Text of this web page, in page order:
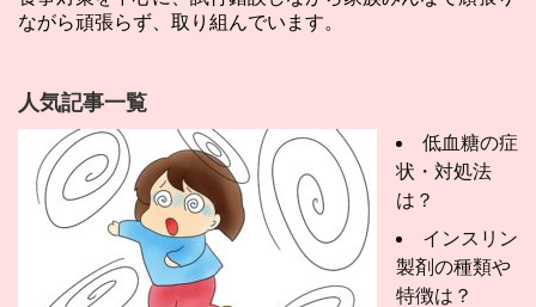
ながら頑張らず、取り組んでいます。
人気記事一覧
低血糖の症
状・対処法
は？
インスリン
製剤の種類や
特徴は？